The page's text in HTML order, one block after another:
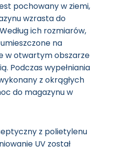
pochowany w ziemi,
wzrasta do
ich rozmiarów,
na
w otwartym obszarze
Podczas wypełniania
z okrągłych
do magazynu w
z polietylenu
UV został